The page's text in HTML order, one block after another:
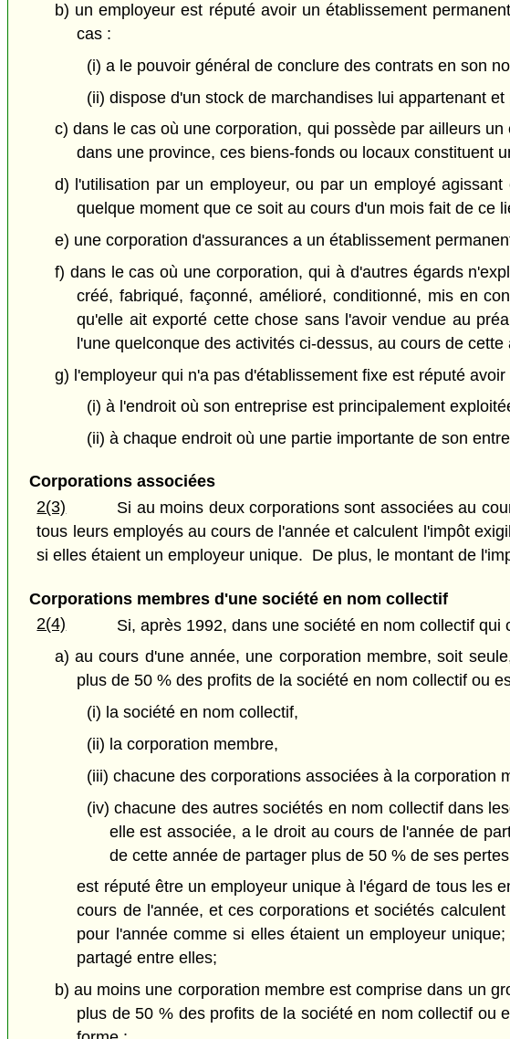
b) un employeur est réputé avoir un établissement
cas :
(i) a le pouvoir général de conclure des contrats en son
(ii) dispose d'un stock de marchandises lui appartenant
c) dans le cas où une corporation, qui possède par ailleurs
dans une province, ces biens-fonds ou locaux constituent
d) l'utilisation par un employeur, ou par un employé agissant
quelque moment que ce soit au cours d'un mois fait de ce
e) une corporation d'assurances a un établissement
f) dans le cas où une corporation, qui à d'autres égards
créé, fabriqué, façonné, amélioré, conditionné, mis en
qu'elle ait exporté cette chose sans l'avoir vendue au
l'une quelconque des activités ci-dessus, au cours de cette
g) l'employeur qui n'a pas d'établissement fixe est réputé
(i) à l'endroit où son entreprise est principalement
(ii) à chaque endroit où une partie importante de son
Corporations associées
2(3)
Si au moins deux corporations sont associées au
tous leurs employés au cours de l'année et calculent l'impôt
si elles étaient un employeur unique. De plus, le montant de
Corporations membres d'une société en nom collectif
2(4)
Si, après 1992, dans une société en nom collectif
a) au cours d'une année, une corporation membre, soit
plus de 50 % des profits de la société en nom collectif ou
(i) la société en nom collectif,
(ii) la corporation membre,
(iii) chacune des corporations associées à la corporation
(iv) chacune des autres sociétés en nom collectif dans
elle est associée, a le droit au cours de l'année de
de cette année de partager plus de 50 % de ses
est réputé être un employeur unique à l'égard de tous les
cours de l'année, et ces corporations et sociétés
pour l'année comme si elles étaient un employeur
partagé entre elles;
b) au moins une corporation membre est comprise dans un
plus de 50 % des profits de la société en nom collectif ou